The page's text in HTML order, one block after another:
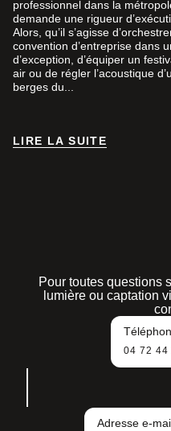
professionnel dans la
demande une rigueur
Alors, qu’il s’agisse
convention d’entreprise dans
d’exception, d’équiper un
air ou de régler l’acoustique
berges du...
LIRE LA SUITE
Pour toutes questions
lumière ou captation
04 72 44
Adresse e-